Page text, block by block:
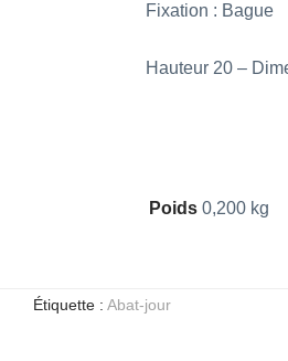
Fixation : Bague
Hauteur 20 –
Poids 0,200 kg
Étiquette : Abat-jour